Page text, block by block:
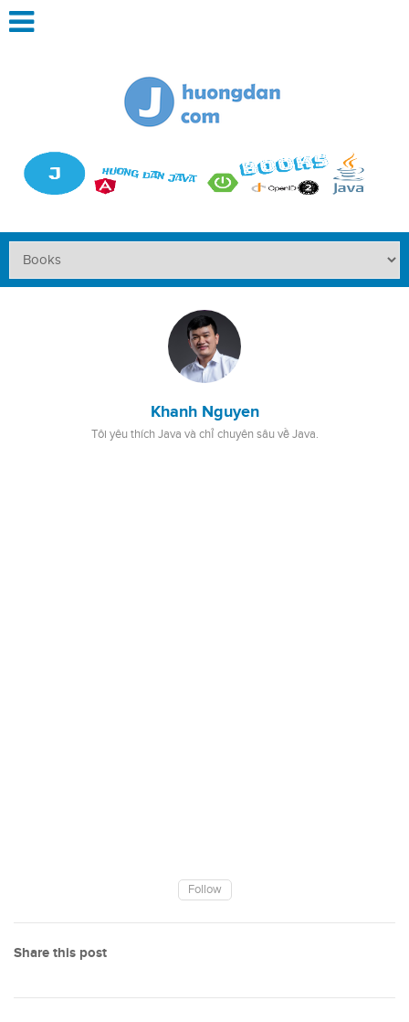
Khanh Nguyen
Tôi yêu thích Java và chỉ chuyên sâu về Java.
Follow
Share this post